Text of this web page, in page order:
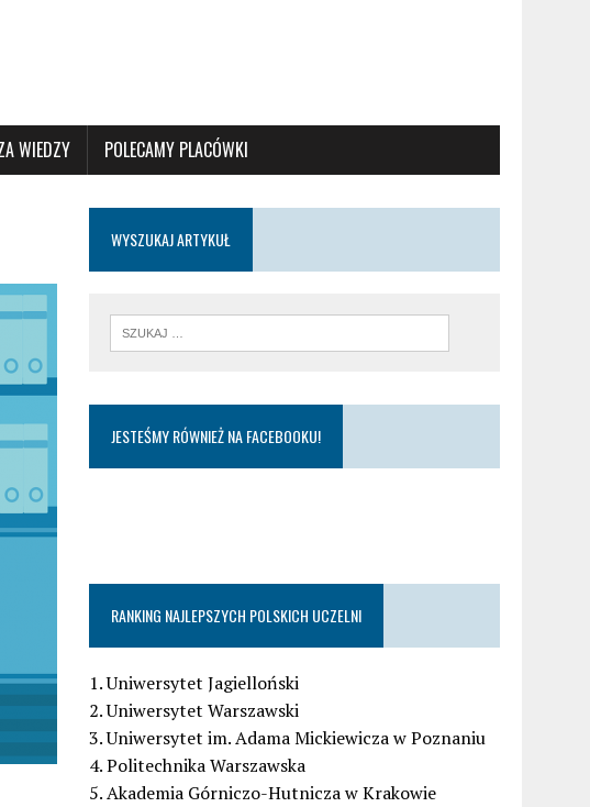
WIEDZY POLECAMY PLACÓWKI
WYSZUKAJ ARTYKUŁ
JESTEŚMY RÓWNIEŻ NA FACEBOOKU!
RANKING NAJLEPSZYCH POLSKICH UCZELNI
1. Uniwersytet Jagielloński
2. Uniwersytet Warszawski
3. Uniwersytet im. Adama Mickiewicza w Poznaniu
4. Politechnika Warszawska
5. Akademia Górniczo-Hutnicza w Krakowie